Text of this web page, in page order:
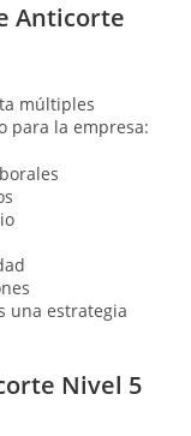
Anticorte
múltiples
para la empresa:
una estrategia
Nivel 5